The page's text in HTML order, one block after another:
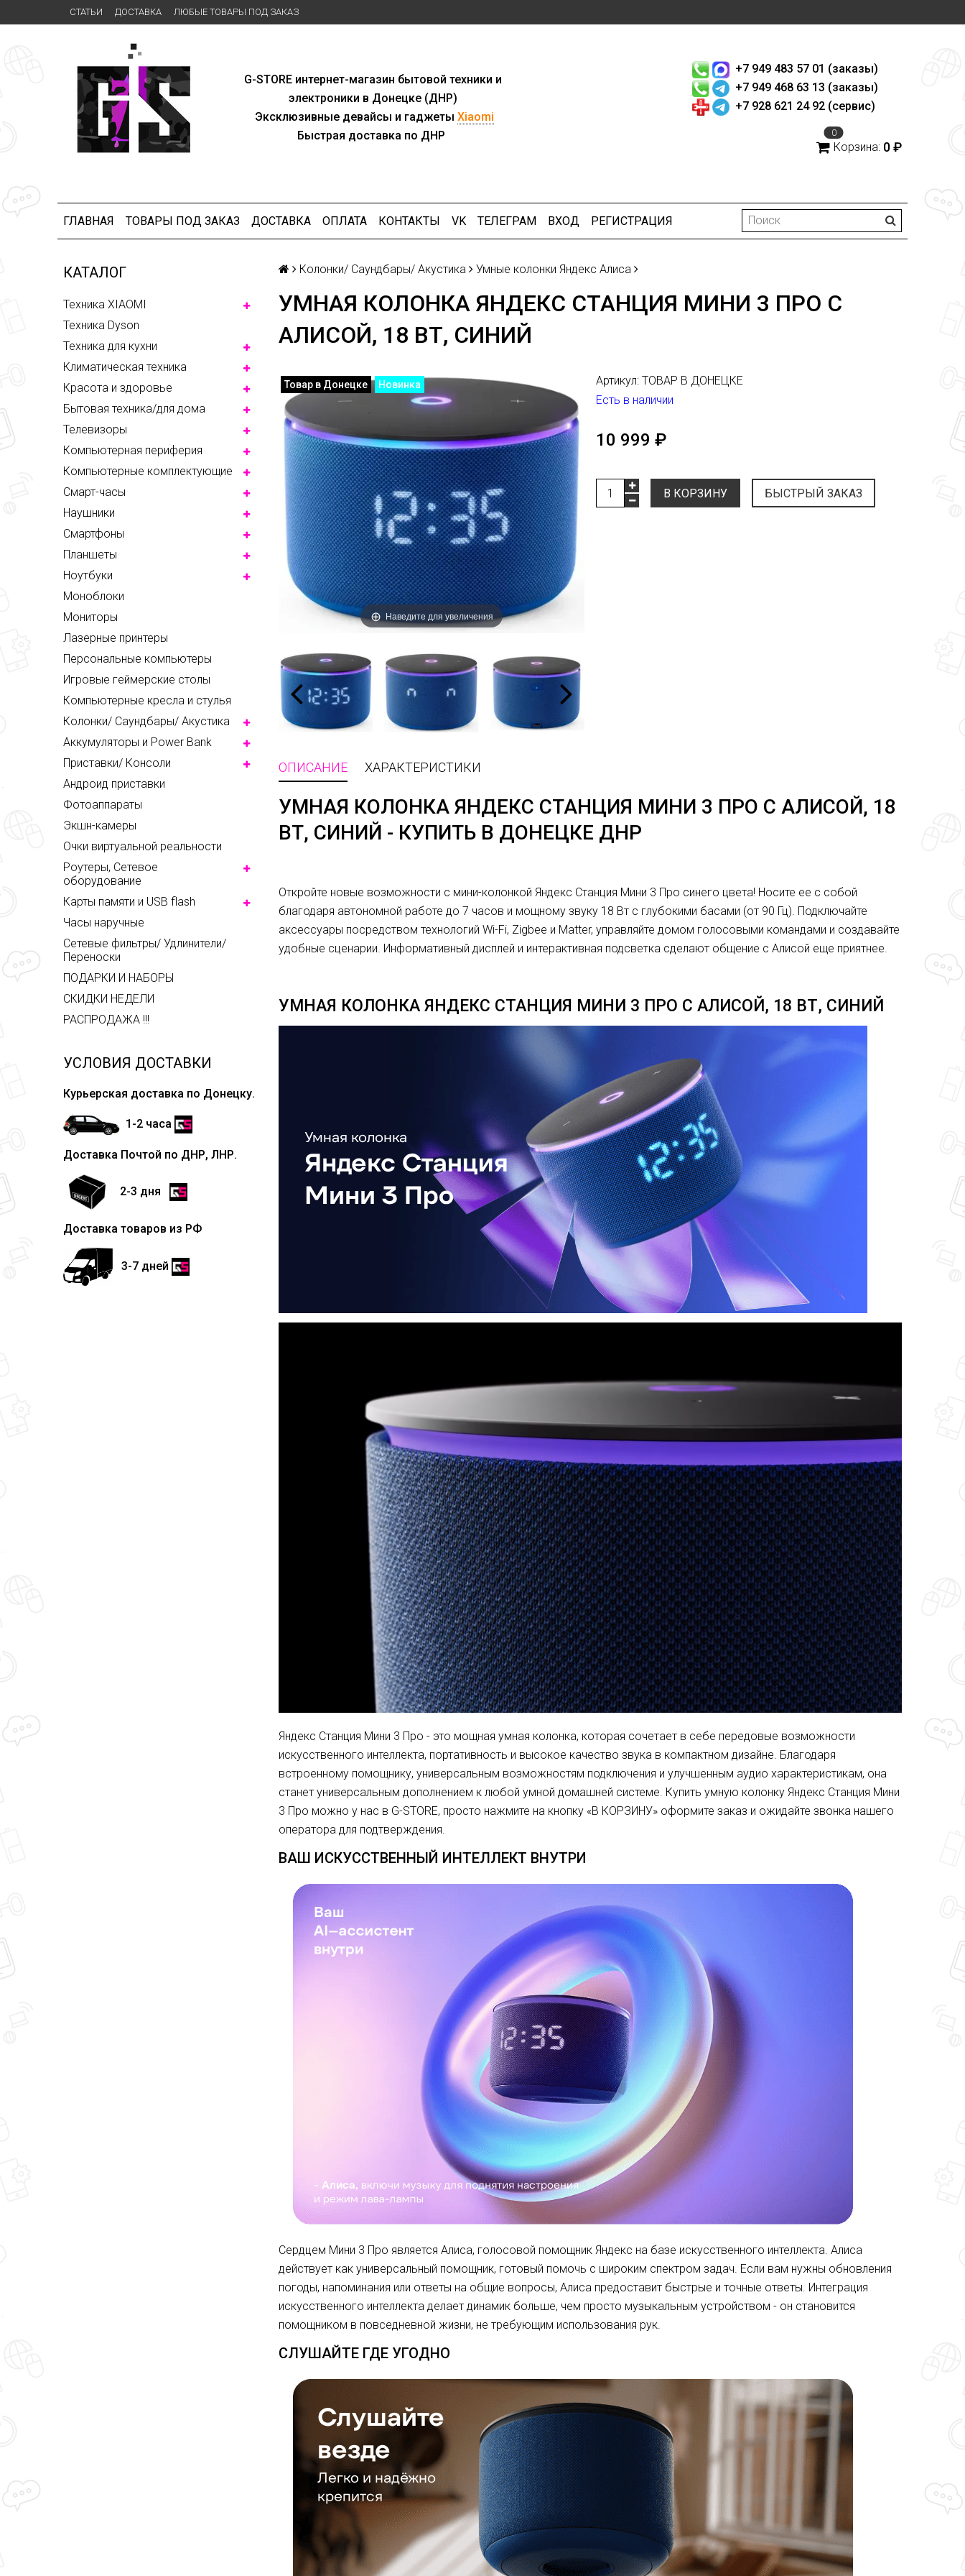
СТАТЬИ ДОСТАВКА ЛЮБЫЕ ТОВАРЫ ПОД ЗАКАЗ
G-STOREинтернет-магазин бытовой техники и
электроники в Донецке (ДНР)
Эксклюзивные девайсы и гаджеты Xiaomi
Быстрая доставка по ДНР
+7 949 483 57 01 (заказы)
+7 949 468 63 13 (заказы)
+7 928 621 24 92 (сервис)
0
Корзина: 0 ₽
ГЛАВНАЯ ТОВАРЫ ПОД ЗАКАЗ ДОСТАВКА ОПЛАТА КОНТАКТЫ VK ТЕЛЕГРАМ ВХОД РЕГИСТРАЦИЯ
КАТАЛОГ
Техника XIAOMI
Техника Dyson
Техника для кухни
Климатическая техника
Красота и здоровье
Бытовая техника/для дома
Телевизоры
Компьютерная периферия
Компьютерные комплектующие
Смарт-часы
Наушники
Смартфоны
Планшеты
Ноутбуки
Моноблоки
Мониторы
Лазерные принтеры
Персональные компьютеры
Игровые геймерские столы
Компьютерные кресла и стулья
Колонки/ Саундбары/ Акустика
Аккумуляторы и Power Bank
Приставки/ Консоли
Андроид приставки
Фотоаппараты
Экшн-камеры
Очки виртуальной реальности
Роутеры, Сетевое
оборудование
Карты памяти и USB flash
Часы наручные
Сетевые фильтры/ Удлинители/
Переноски
ПОДАРКИ И НАБОРЫ
СКИДКИ НЕДЕЛИ
РАСПРОДАЖА !!!
УСЛОВИЯ ДОСТАВКИ
Курьерская доставка по Донецку.
1-2 часа
Доставка Почтой по ДНР, ЛНР.
2-3 дня
Доставка товаров из РФ
3-7 дней
Колонки/ Саундбары/ Акустика Умные колонки Яндекс Алиса
УМНАЯ КОЛОНКА ЯНДЕКС СТАНЦИЯ МИНИ 3 ПРО С
АЛИСОЙ, 18 ВТ, СИНИЙ
Товар в Донецке Новинка
Наведите для увеличения
Артикул: ТОВАР В ДОНЕЦКЕ
Есть в наличии
10 999 ₽
В КОРЗИНУ БЫСТРЫЙ ЗАКАЗ
ОПИСАНИЕ ХАРАКТЕРИСТИКИ
УМНАЯ КОЛОНКА ЯНДЕКС СТАНЦИЯ МИНИ 3 ПРО С АЛИСОЙ, 18
ВТ, СИНИЙ - КУПИТЬ В ДОНЕЦКЕ ДНР
Откройте новые возможности с мини-колонкой Яндекс Станция Мини 3 Про синего цвета! Носите ее с собой
благодаря автономной работе до 7 часов и мощному звуку 18 Вт с глубокими басами (от 90 Гц). Подключайте
аксессуары посредством технологий Wi-Fi, Zigbee и Matter, управляйте домом голосовыми командами и создавайте
удобные сценарии. Информативный дисплей и интерактивная подсветка сделают общение с Алисой еще приятнее.
УМНАЯ КОЛОНКА ЯНДЕКС СТАНЦИЯ МИНИ 3 ПРО С АЛИСОЙ, 18 ВТ, СИНИЙ
Яндекс Станция Мини 3 Про - это мощная умная колонка, которая сочетает в себе передовые возможности
искусственного интеллекта, портативность и высокое качество звука в компактном дизайне. Благодаря
встроенному помощнику, универсальным возможностям подключения и улучшенным аудио характеристикам, она
станет универсальным дополнением к любой умной домашней системе. Купить умную колонку Яндекс Станция Мини
3 Про можно у нас в G-STORE, просто нажмите на кнопку «В КОРЗИНУ» оформите заказ и ожидайте звонка нашего
оператора для подтверждения.
ВАШ ИСКУССТВЕННЫЙ ИНТЕЛЛЕКТ ВНУТРИ
Сердцем Мини 3 Про является Алиса, голосовой помощник Яндекс на базе искусственного интеллекта. Алиса
действует как универсальный помощник, готовый помочь с широким спектром задач. Если вам нужны обновления
погоды, напоминания или ответы на общие вопросы, Алиса предоставит быстрые и точные ответы. Интеграция
искусственного интеллекта делает динамик больше, чем просто музыкальным устройством - он становится
помощником в повседневной жизни, не требующим использования рук.
СЛУШАЙТЕ ГДЕ УГОДНО